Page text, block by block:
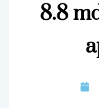
8.8